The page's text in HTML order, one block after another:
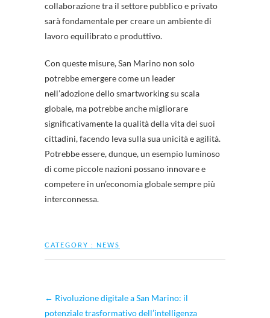
collaborazione tra il settore pubblico e privato
sarà fondamentale per creare un ambiente di
lavoro equilibrato e produttivo.
Con queste misure, San Marino non solo
potrebbe emergere come un leader
nell’adozione dello smartworking su scala
globale, ma potrebbe anche migliorare
significativamente la qualità della vita dei suoi
cittadini, facendo leva sulla sua unicità e agilità.
Potrebbe essere, dunque, un esempio luminoso
di come piccole nazioni possano innovare e
competere in un’economia globale sempre più
interconnessa.
CATEGORY : NEWS
← Rivoluzione digitale a San Marino: il
potenziale trasformativo dell’intelligenza